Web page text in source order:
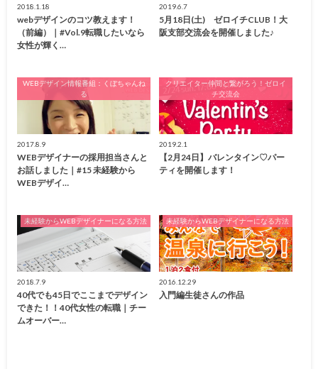
2018.1.18
webデザインのコツ教えます！
（前編）｜#Vol.9転職したいなら
女性が輝く…
2019.6.7
5月18日(土) ゼロイチCLUB！大
阪支部交流会を開催しました♪
WEBデザイン情報番組：くぼちゃんね
る
2017.8.9
WEBデザイナーの採用担当さんと
お話しました｜#15 未経験から
WEBデザイ…
クリエイター仲間と繋がろう！ゼロイ
チ交流会
2019.2.1
【2月24日】バレンタイン♡パー
ティを開催します！
未経験からWEBデザイナーになる方法
2018.7.9
40代でも45日でここまでデザイン
できた！！40代女性の転職｜チー
ムオーバー…
未経験からWEBデザイナーになる方法
2016.12.29
入門編生徒さんの作品